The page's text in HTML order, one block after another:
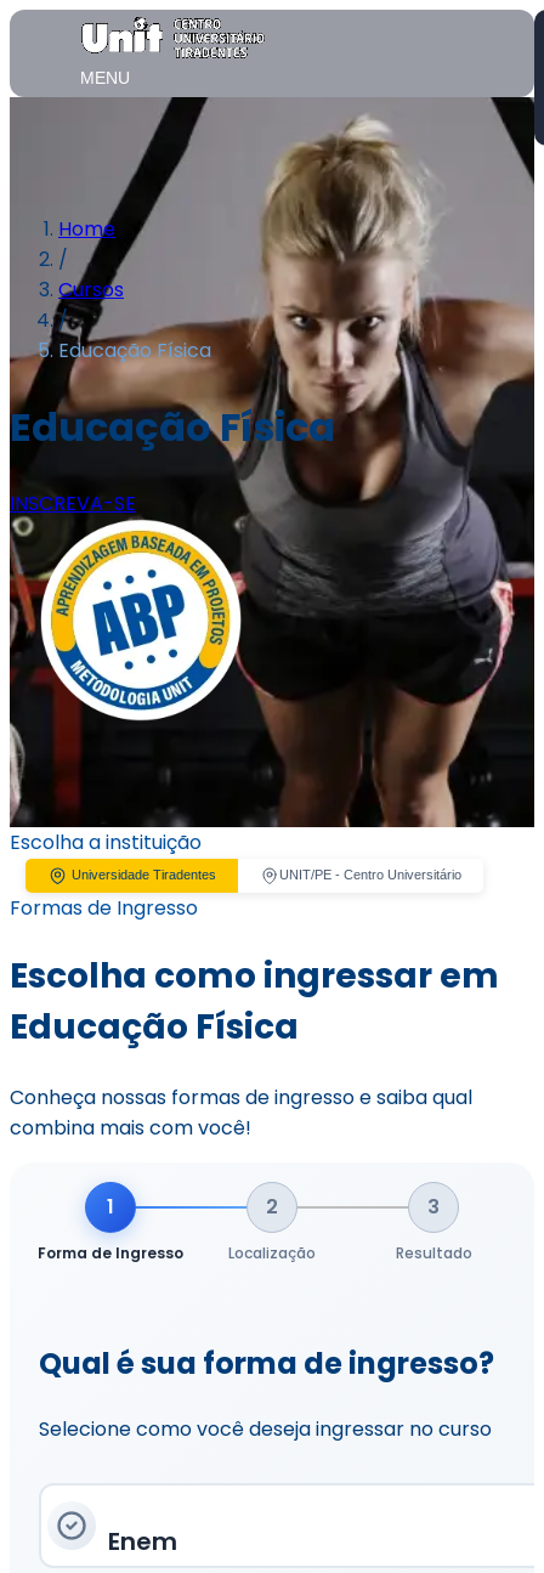
MENU
Home
/
Cursos
/
Educação Física
Educação Física
INSCREVA-SE
Escolha a instituição
Universidade Tiradentes UNIT/PE - Centro Universitário
Formas de Ingresso
Escolha como ingressar em
Educação Física
Conheça nossas formas de ingresso e saiba qual
combina mais com você!
1
Forma de Ingresso
2
Localização
3
Resultado
Qual é sua forma de ingresso?
Selecione como você deseja ingressar no curso
Enem